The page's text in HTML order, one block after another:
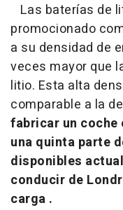
Las baterías de
promocionado
a su densidad de
veces mayor que
litio. Esta alta
comparable a la
fabricar un
una quinta parte
disponibles
conducir de
carga .